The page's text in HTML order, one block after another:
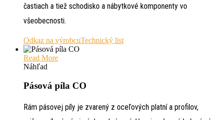
častiach a tiež schodisko a nábytkové komponenty vo
všeobecnosti.
Odkaz na výrobcuTechnický list
Read More
Náhľad
Pásová píla CO
Rám pásovej píly je zvarený z oceľových platní a profilov,